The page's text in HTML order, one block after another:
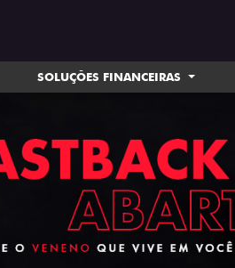
SOLUÇÕES FINANCEIRAS